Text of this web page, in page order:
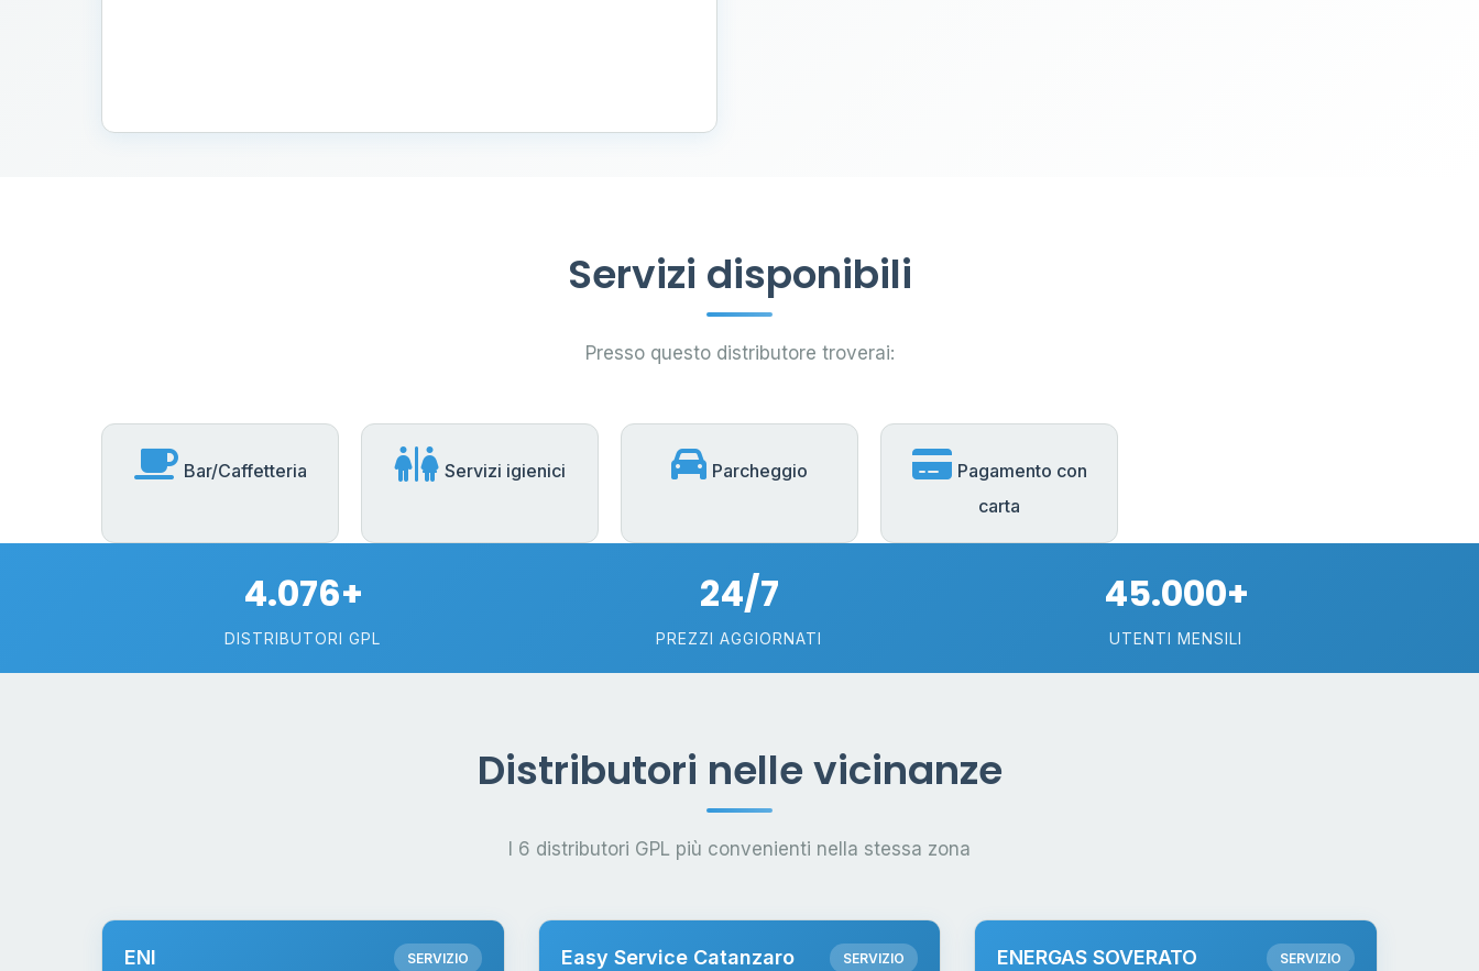
Servizi disponibili
Presso questo distributore troverai:
Bar/Caffetteria Servizi igienici Parcheggio
Pagamento con
carta
4.076+
DISTRIBUTORI GPL
24/7
PREZZI AGGIORNATI
45.000+
UTENTI MENSILI
Distributori nelle vicinanze
I 6 distributori GPL più convenienti nella stessa zona
ENI SERVIZIO Easy Service Catanzaro SERVIZIO ENERGAS SOVERATO SERVIZIO